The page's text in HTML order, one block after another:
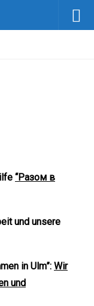
“Pазом в
und unsere
in Ulm”: Wir
und